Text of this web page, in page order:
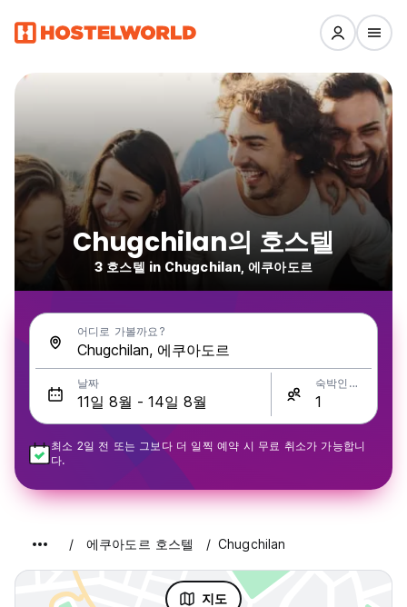
Chugchilan의 호스텔
3 호스텔 in Chugchilan, 에쿠아도르
어디로 가볼까요?
날짜 숙박인원
최소 2일 전 또는 그보다 더 일찍 예약 시 무료 취소가 가능합니
다.
에쿠아도르 호스텔 Chugchilan
지도